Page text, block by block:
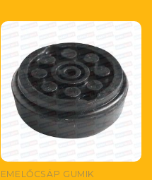
EMELŐCSÁP GUMIK